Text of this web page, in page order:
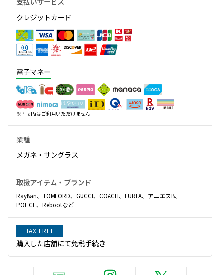
クレジットカード
電子マネー
※PiTaPaはご利用いただけません
業種
メガネ・サングラス
取扱アイテム・ブランド
RayBan、TOMFORD、GUCCI、COACH、FURLA、アニエスB、
POLICE、Rebootなど
TAX FREE
購入した店舗にて免税手続き